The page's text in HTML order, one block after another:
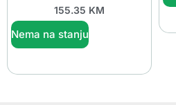
155.35 KM
Nema na stanju